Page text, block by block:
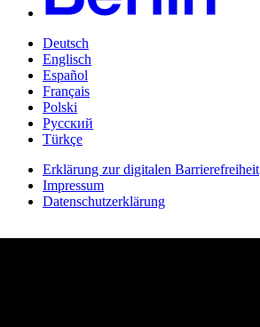
Deutsch
Englisch
Español
Français
Polski
Русский
Türkçe
Erklärung zur digitalen Barrierefreiheit
Impressum
Datenschutzerklärung